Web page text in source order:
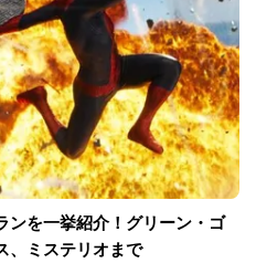
ンを一挙紹介！グリーン・ゴ
、ミステリオまで